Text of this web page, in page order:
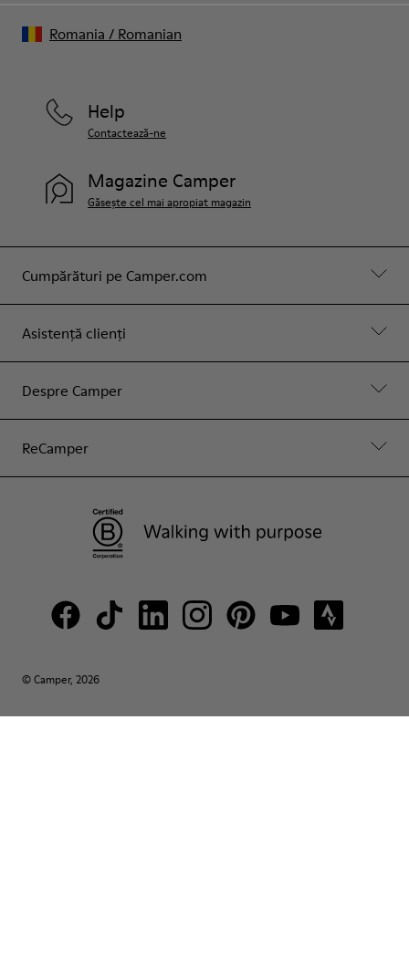
Cumpărături pe Camper.com
Asistență clienți
Despre Camper
ReCamper
Help
Contactează-ne
Magazine Camper
Găsește cel mai apropiat magazin
© Camper, 2026
Romania / Romanian